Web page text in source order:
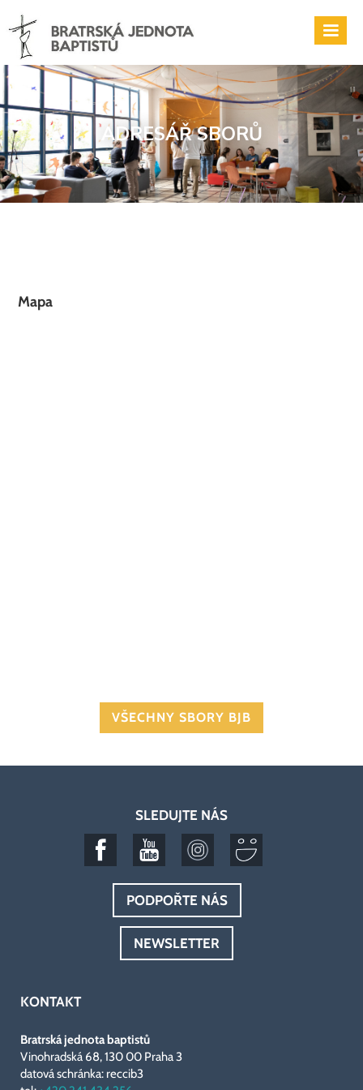
ADRESÁŘ SBORŮ
Mapa
VŠECHNY SBORY BJB
SLEDUJTE NÁS
PODPOŘTE NÁS
NEWSLETTER
KONTAKT
Bratrská jednota baptistů
Vinohradská 68, 130 00 Praha 3
datová schránka: reccib3